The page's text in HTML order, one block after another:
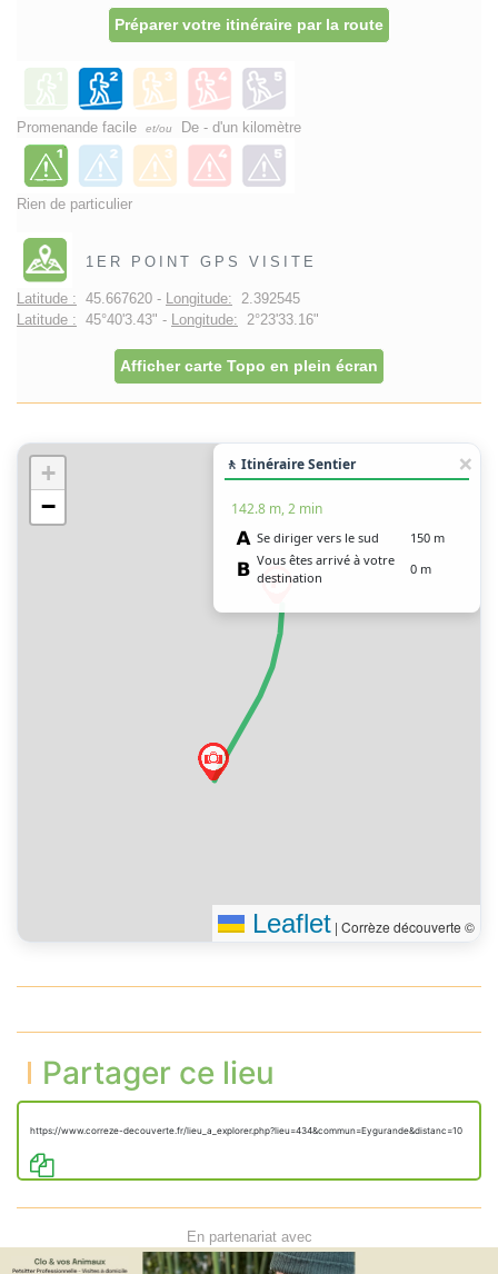
Préparer votre itinéraire par la route
Promenande facile et/ou De - d'un kilomètre
Rien de particulier
1ER POINT GPS VISITE
Latitude : 45.667620 - Longitude: 2.392545
Latitude : 45°40'3.43" - Longitude: 2°23'33.16"
Afficher carte Topo en plein écran
+
−
🚶 Itinéraire Sentier
142.8 m, 2 min
Se diriger vers le sud
150 m
Vous êtes arrivé à votre
destination
0 m
Leaflet | Corrèze découverte ©
Partager ce lieu
https://www.correze-decouverte.fr/lieu_a_explorer.php?lieu=434&commun=Eygurande&distanc=10
En partenariat avec